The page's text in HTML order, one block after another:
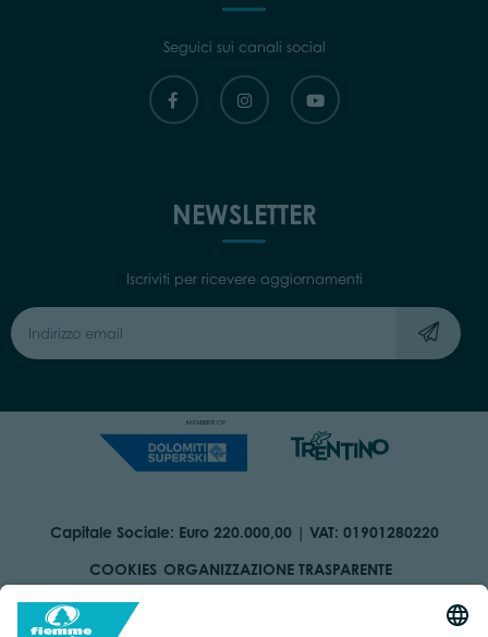
Seguici sui canali social
NEWSLETTER
Iscriviti per ricevere aggiornamenti
Capitale Sociale: Euro 220.000,00 | VAT: 01901280220
COOKIES ORGANIZZAZIONE TRASPARENTE